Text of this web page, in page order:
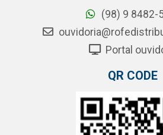
(98) 9 8482-
Portal
QR CODE